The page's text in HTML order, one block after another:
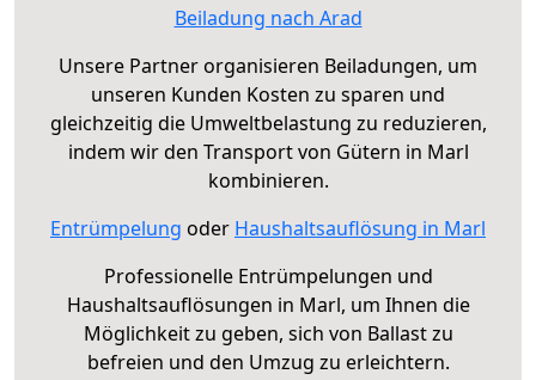
Beiladung nach Arad
Unsere Partner organisieren Beiladungen, um
unseren Kunden Kosten zu sparen und
gleichzeitig die Umweltbelastung zu reduzieren,
indem wir den Transport von Gütern in Marl
kombinieren.
Entrümpelung oder Haushaltsauflösung in Marl
Professionelle Entrümpelungen und
Haushaltsauflösungen in Marl, um Ihnen die
Möglichkeit zu geben, sich von Ballast zu
befreien und den Umzug zu erleichtern.